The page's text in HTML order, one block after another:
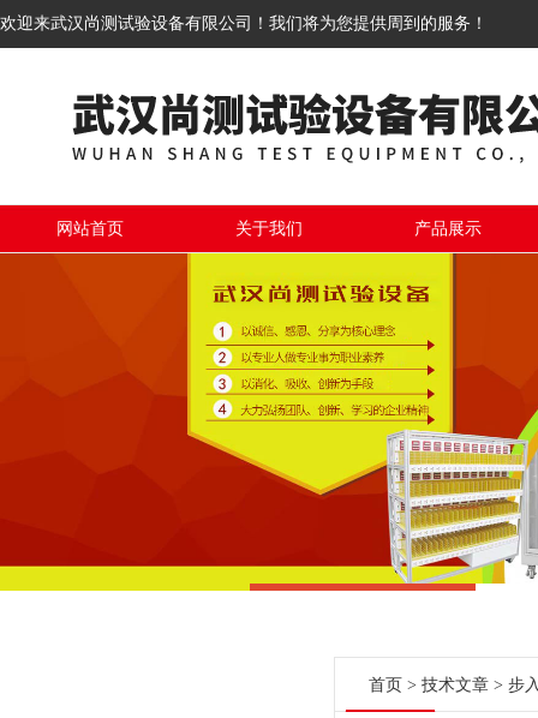
欢迎来武汉尚测试验设备有限公司！我们将为您提供周到的服务！
网站首页 关于我们 产品展示
首页 > 技术文章 > 步